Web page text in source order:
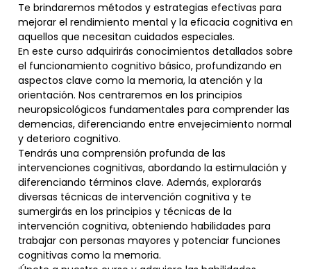
Te brindaremos métodos y estrategias efectivas para
mejorar el rendimiento mental y la eficacia cognitiva en
aquellos que necesitan cuidados especiales.
En este curso adquirirás conocimientos detallados sobre
el funcionamiento cognitivo básico, profundizando en
aspectos clave como la memoria, la atención y la
orientación. Nos centraremos en los principios
neuropsicológicos fundamentales para comprender las
demencias, diferenciando entre envejecimiento normal
y deterioro cognitivo.
Tendrás una comprensión profunda de las
intervenciones cognitivas, abordando la estimulación y
diferenciando términos clave. Además, explorarás
diversas técnicas de intervención cognitiva y te
sumergirás en los principios y técnicas de la
intervención cognitiva, obteniendo habilidades para
trabajar con personas mayores y potenciar funciones
cognitivas como la memoria.